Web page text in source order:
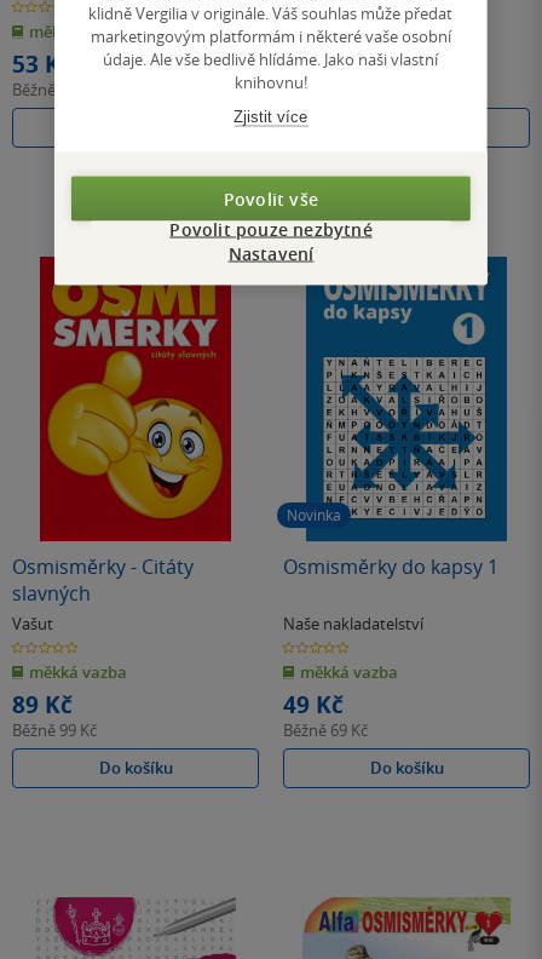
0.0
z
5
hvězdiček
měkká vazba
53 Kč
Běžně
0.0
z
5
hvězdiček
měkká vazba
53 Kč
Běžně
Osmisměrky - Citáty
slavných
Vašut
0.0
z
5
hvězdiček
měkká vazba
89 Kč
Běžně 99 Kč
Do košíku
Novinka
Osmisměrky do kapsy 1
Naše nakladatelství
0.0
z
5
hvězdiček
měkká vazba
49 Kč
Běžně 69 Kč
Do košíku
klidně Vergilia v originále. Váš souhlas může předat
marketingovým platformám i některé vaše osobní
údaje. Ale vše bedlivě hlídáme. Jako naši vlastní
knihovnu!
Zjistit více
Povolit vše
Povolit pouze nezbytné
Nastavení